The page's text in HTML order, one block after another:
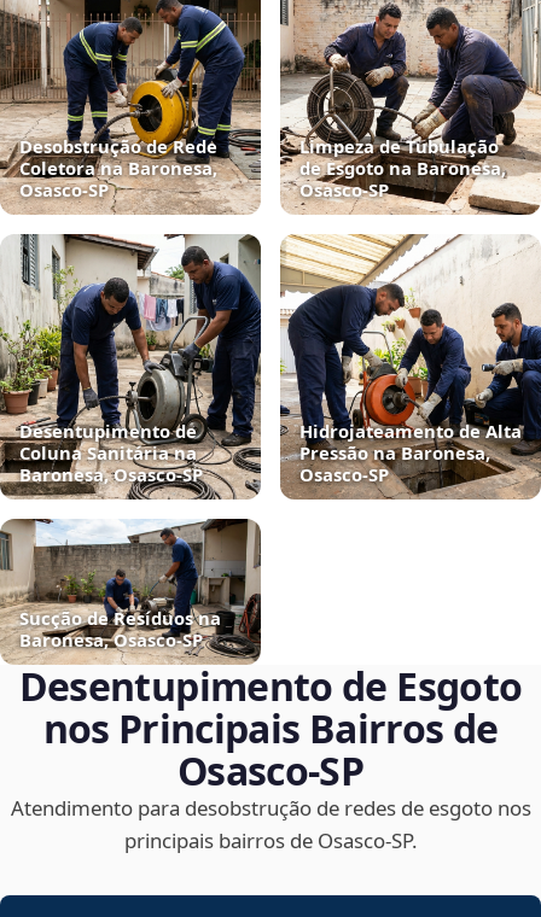
Desobstrução de Rede
Coletora na Baronesa,
Osasco‑SP
Limpeza de Tubulação
de Esgoto na Baronesa,
Osasco‑SP
Desentupimento de
Coluna Sanitária na
Baronesa, Osasco‑SP
Hidrojateamento de Alta
Pressão na Baronesa,
Osasco‑SP
Sucção de Resíduos na
Baronesa, Osasco‑SP
Desentupimento de Esgoto
nos Principais Bairros de
Osasco‑SP
Atendimento para desobstrução de redes de esgoto nos
principais bairros de Osasco‑SP.